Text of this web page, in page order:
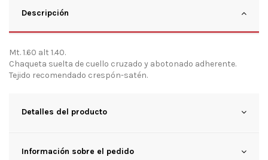
Descripción
Mt. 1.60 alt 1.40.
Chaqueta suelta de cuello cruzado y abotonado adherente.
Tejido recomendado crespón-satén.
Detalles del producto
Información sobre el pedido